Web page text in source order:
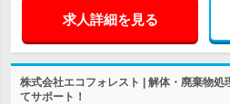
求人詳細を見る
株式会社エコフォレスト | 解体・廃棄物
てサポート！